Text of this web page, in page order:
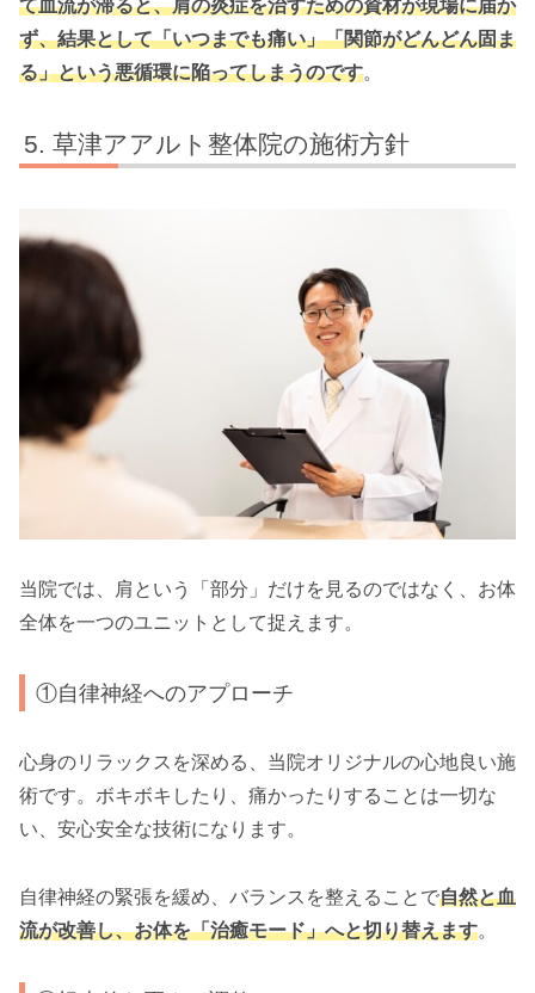
て血流が滞ると、肩の炎症を治すための資材が現場に届か
ず、結果として「いつまでも痛い」「関節がどんどん固ま
る」という悪循環に陥ってしまうのです。
草津アアルト整体院の施術方針
当院では、肩という「部分」だけを見るのではなく、お体
全体を一つのユニットとして捉えます。
①自律神経へのアプローチ
心身のリラックスを深める、当院オリジナルの心地良い施
術です。ボキボキしたり、痛かったりすることは一切な
い、安心安全な技術になります。
自律神経の緊張を緩め、バランスを整えることで自然と血
流が改善し、お体を「治癒モード」へと切り替えます。